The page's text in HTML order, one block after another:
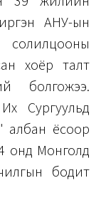
АНУ-ын
солилцооны
хоёр талт
болгожээ.
Сургуульд
албан ёсоор
онд Монголд
бодит